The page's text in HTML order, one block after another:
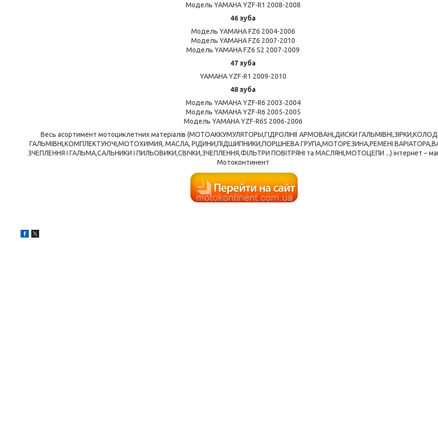
Модель YAMAHA YZF-R1 2008-2008
46 зуба
Модель YAMAHA FZ6 2004-2006
Модель YAMAHA FZ6 2007-2010
Модель YAMAHA FZ6 S2 2007-2009
47 зуба
YAMAHA YZF-R1 2009-2010
48 зуба
Модель YAMAHA YZF-R6 2003-2004
Модель YAMAHA YZF-R6 2005-2005
Модель YAMAHA YZF-R6S 2006-2006
Весь асортимент мотоциклетних матеріалів (МОТОАККУМУЛЯТОРЫ,ГІДРОЛІНІЇ АРМОВАНІ,ДИСКИ
ГАЛЬМІВНІ,КОМПЛЕКТУЮЧІ,МОТОХИМИЯ, МАСЛА, РІДИНИ,ПІДШИПНИКИ,ПОРШНЕВА ГРУПА,МОТОРЕЗИНА,РЕМЕНІ
ЗЧЕПЛЕННЯ І ГАЛЬМА,САЛЬНИКИ І ПИЛЬОВИКИ,СВІЧКИ,ЗЧЕПЛЕННЯ,ФІЛЬТРИ ПОВІТРЯНІ та МАСЛЯНІ,МОТОЦЕПИ ...) інтернет –
Мотоконтинент